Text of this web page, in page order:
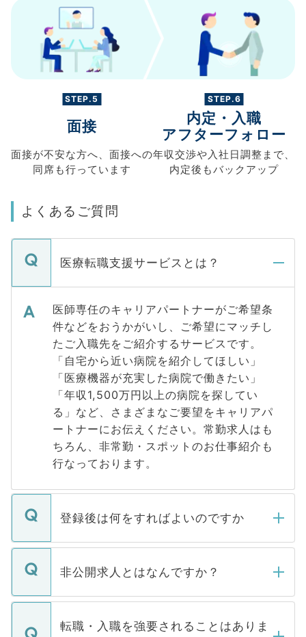
STEP.5
面接
面接が不安な方へ、 面接への
同席も行っています
STEP.6
内定・入職
アフターフォロー
年収交渉や 入社日調整まで、
内定後もバックアップ
よくあるご質問
医療転職支援サービスとは？
医師専任のキャリアパートナーがご希望条
件などをおうかがいし、ご希望にマッチし
たご入職先をご紹介するサービスです。
「自宅から近い病院を紹介してほしい」
「医療機器が充実した病院で働きたい」
「年収1,500万円以上の病院を探してい
る」など、さまざまなご要望をキャリアパ
ートナーにお伝えください。常勤求人はも
ちろん、非常勤・スポットのお仕事紹介も
行なっております。
登録後は何をすればよいのですか
ご登録いただきましたら、弊社担当者がご
登録内容を確認し、その後メールもしくは
ます。通常、5営業日以内にはご連絡をせて
いただきますので、しばらくお待ちくださ
非公開求人とはなんですか？
マイナビDOCTORで取り扱っている求人の
うち約3割は、Webサイトからご覧いただ
転職・入職を強要されることはありま